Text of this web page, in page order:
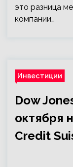
это разница
компании…
Инвестиции
Dow
октября
Credit